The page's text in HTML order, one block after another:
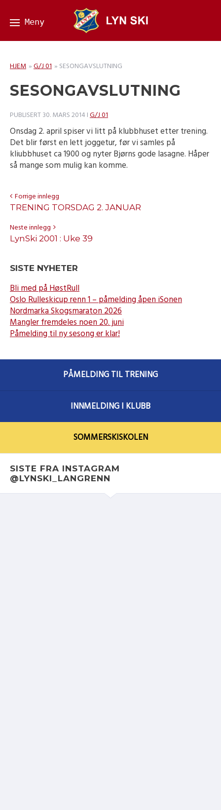
HJEM »G/J 01 » SESONGAVSLUTNING
SESONGAVSLUTNING
PUBLISERT30. MARS 2014IG/J 01
Onsdag 2. april spiser vi litt på klubbhuset etter trening.
Det blir først en lett joggetur, før vi samles på
kliubbhuset ca 1900 og nyter Bjørns gode lasagne. Håper
så mange som mulig kan komme.
Forrige innlegg
TRENING TORSDAG 2. JANUAR
Neste innlegg
LynSki 2001 : Uke 39
SISTE NYHETER
Bli med på HøstRull
Oslo Rulleskicup renn 1 – påmelding åpen iSonen
Nordmarka Skogsmaraton 2026
Mangler fremdeles noen 20. juni
Påmelding til ny sesong er klar!
PÅMELDING TIL TRENING
INNMELDING I KLUBB
SOMMERSKISKOLEN
SISTE FRA INSTAGRAM
@LYNSKI_LANGRENN